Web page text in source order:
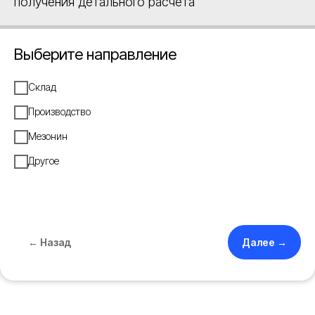
Выберите направление
Склад
Производство
Мезонин
Другое
← Назад Далее →